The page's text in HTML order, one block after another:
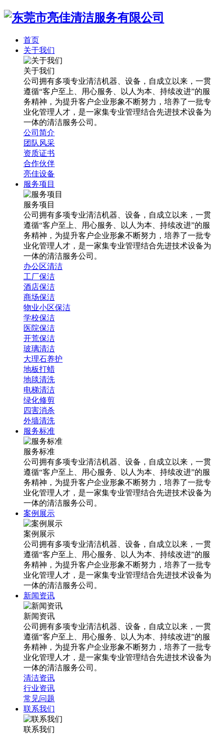
首页
关于我们
关于我们
公司拥有多项专业清洁机器、设备，自成立以来，一贯
遵循“客户至上、用心服务、以人为本、持续改进”的服
务精神，为提升客户企业形象不断努力，培养了一批专
业化管理人才，是一家集专业管理结合先进技术设备为
一体的清洁服务公司。
公司简介
团队风采
资质证书
合作伙伴
亮佳设备
服务项目
服务项目
公司拥有多项专业清洁机器、设备，自成立以来，一贯
遵循“客户至上、用心服务、以人为本、持续改进”的服
务精神，为提升客户企业形象不断努力，培养了一批专
业化管理人才，是一家集专业管理结合先进技术设备为
一体的清洁服务公司。
办公区清洁
工厂保洁
酒店保洁
商场保洁
物业小区保洁
学校保洁
医院保洁
开荒保洁
玻璃清洁
大理石养护
地板打蜡
地毯清洗
电梯清洁
绿化修剪
四害消杀
外墙清洗
服务标准
服务标准
公司拥有多项专业清洁机器、设备，自成立以来，一贯
遵循“客户至上、用心服务、以人为本、持续改进”的服
务精神，为提升客户企业形象不断努力，培养了一批专
业化管理人才，是一家集专业管理结合先进技术设备为
一体的清洁服务公司。
案例展示
案例展示
公司拥有多项专业清洁机器、设备，自成立以来，一贯
遵循“客户至上、用心服务、以人为本、持续改进”的服
务精神，为提升客户企业形象不断努力，培养了一批专
业化管理人才，是一家集专业管理结合先进技术设备为
一体的清洁服务公司。
新闻资讯
新闻资讯
公司拥有多项专业清洁机器、设备，自成立以来，一贯
遵循“客户至上、用心服务、以人为本、持续改进”的服
务精神，为提升客户企业形象不断努力，培养了一批专
业化管理人才，是一家集专业管理结合先进技术设备为
一体的清洁服务公司。
清洁资讯
行业资讯
常见问题
联系我们
联系我们